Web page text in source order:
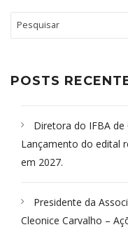
POSTS
Diretora do IFBA
Lançamento do edital
em 2027.
Presidente da
Cleonice Carvalho –